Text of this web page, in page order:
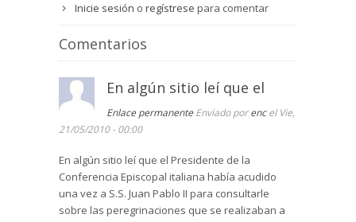
Inicie sesión o regístrese para comentar
Comentarios
En algún sitio leí que el
Enlace permanente Enviado porencel Vie,
21/05/2010 - 00:00
En algún sitio leí que el Presidente de la
Conferencia Episcopal italiana había acudido
una vez a S.S. Juan Pablo II para consultarle
sobre las peregrinaciones que se realizaban a